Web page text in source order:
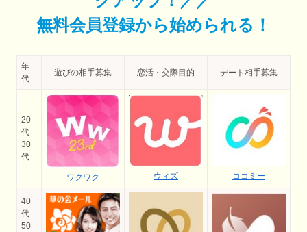
無料会員登録から始められる！
年
代
遊びの相手募集 恋活・交際目的 デート相手募集
20
代
30
代
ワクワク ウィズ ココミー
40
代
50